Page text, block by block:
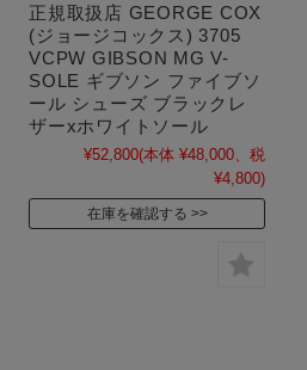
正規取扱店 GEORGE COX
(ジョージコックス) 3705
VCPW GIBSON MG V-
SOLE ギブソン ファイブソ
ール シューズ ブラックレ
ザーxホワイトソール
¥52,800(本体 ¥48,000、税
¥4,800)
在庫を確認する